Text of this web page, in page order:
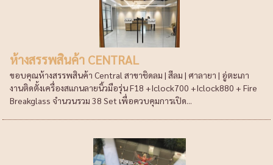
ห้างสรรพสินค้า CENTRAL
ขอบคุณห้างสรรพสินค้า Central สาขาชิดลม | สีลม | ศาลายา | อู่ตะเภา
งานติดตั้งเครื่องสแกนลายนิ้วมือรุ่น F18 +Iclock700 +Iclock880 + Fire
Breakglass จำนวนรวม 38 Set เพื่อควบคุมการเปิด...